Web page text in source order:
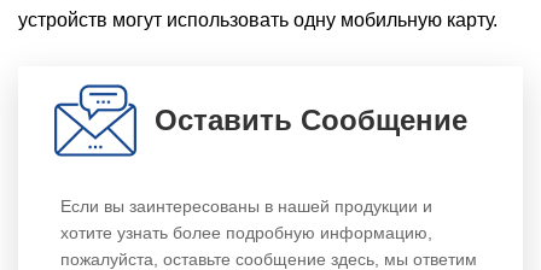
устройств могут использовать одну мобильную карту.
Оставить Сообщение
Если вы заинтересованы в нашей продукции и
хотите узнать более подробную информацию,
пожалуйста, оставьте сообщение здесь, мы ответим